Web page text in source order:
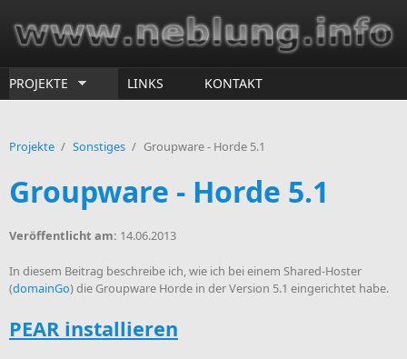
PROJEKTE LINKS KONTAKT
Projekte / Sonstiges / Groupware - Horde 5.1
Groupware - Horde 5.1
Veröffentlicht am: 14.06.2013
In diesem Beitrag beschreibe ich, wie ich bei einem Shared-Hoster
(domainGo) die Groupware Horde in der Version 5.1 eingerichtet habe.
PEAR installieren